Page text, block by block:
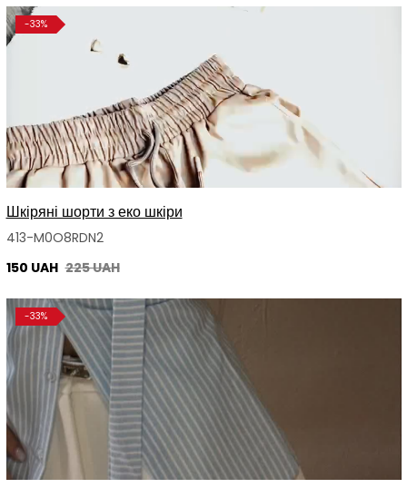
-33%
Шкіряні шорти з еко шкіри
413-M0O8RDN2
150 UAH 225 UAH
-33%